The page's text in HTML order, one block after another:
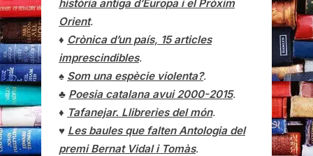
història antiga d’Europa i el Pròxim
Orient.
♦ Crònica d’un país, 15 articles
imprescindibles.
♠ Som una espècie violenta?.
♣ Poesia catalana avui 2000-2015.
♦ Tafanejar. Llibreries del món.
♥ Les baules que falten Antologia del
premi Bernat Vidal i Tomàs.